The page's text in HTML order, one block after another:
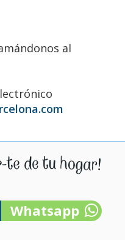
al
Whatsapp